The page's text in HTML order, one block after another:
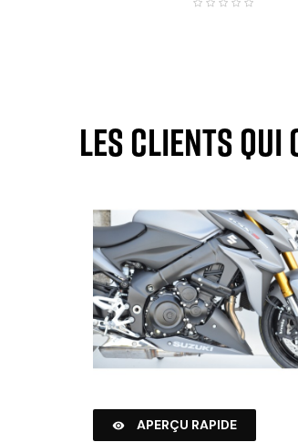
Les clients qui
 APERÇU RAPIDE